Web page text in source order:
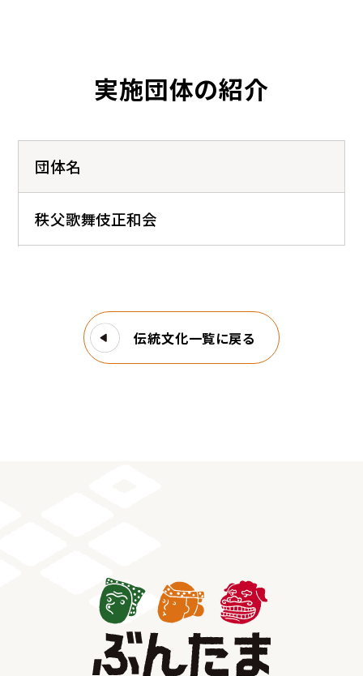
実施団体の紹介
団体名
秩父歌舞伎正和会
伝統文化一覧に戻る